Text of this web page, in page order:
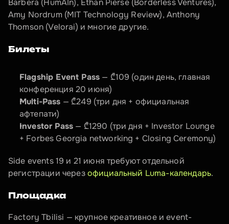
Barbera (HumAIn), Ethan Pierse (Borderless Ventures),
Amy Nordrum (MIT Technology Review), Anthony
Thomson (Velorai) и многие другие.
Билеты
Flagship Event Pass — ₾109 (один день, главная
конференция 20 июня)
Multi-Pass — ₾249 (три дня + официальная
афтепати)
Investor Pass — ₾1290 (три дня + Investor Lounge
+ Forbes Georgia networking + Closing Ceremony)
Side events 19 и 21 июня требуют отдельной
регистрации через официальный Luma-календарь.
Площадка
Factory Tbilisi — крупное креативное и event-